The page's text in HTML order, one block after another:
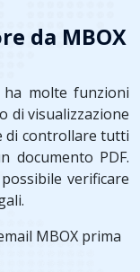
da MBOX
ha molte funzioni
di visualizzazione
di controllare tutti
documento PDF.
verificare
MBOX prima